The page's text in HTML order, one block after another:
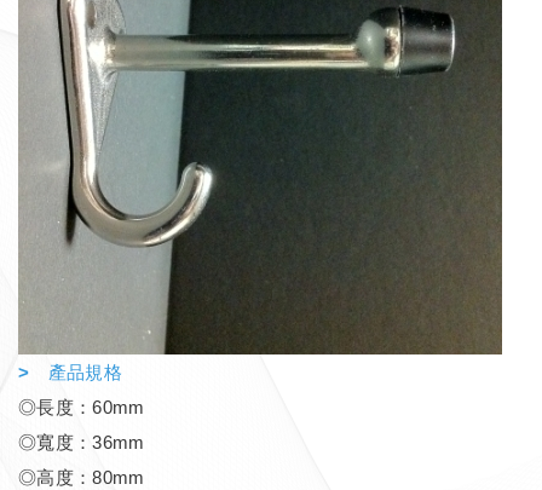
> 產品規格
◎長度：60mm
◎寬度：36mm
◎高度：80mm